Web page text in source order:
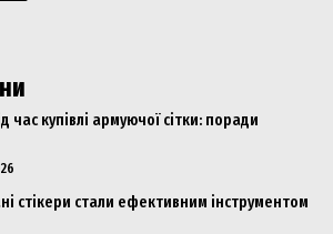
час купівлі армуючої сітки: поради
стікери стали ефективним інструментом